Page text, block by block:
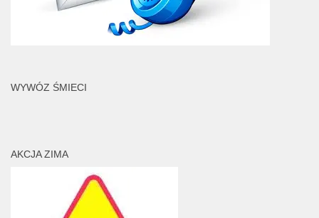
WYWÓZ ŚMIECI
AKCJA ZIMA